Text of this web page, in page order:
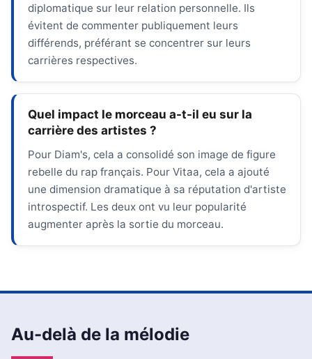
diplomatique sur leur relation personnelle. Ils
évitent de commenter publiquement leurs
différends, préférant se concentrer sur leurs
carrières respectives.
Quel impact le morceau a-t-il eu sur la
carrière des artistes ?
Pour Diam's, cela a consolidé son image de figure
rebelle du rap français. Pour Vitaa, cela a ajouté
une dimension dramatique à sa réputation d'artiste
introspectif. Les deux ont vu leur popularité
augmenter après la sortie du morceau.
Au-delà de la mélodie